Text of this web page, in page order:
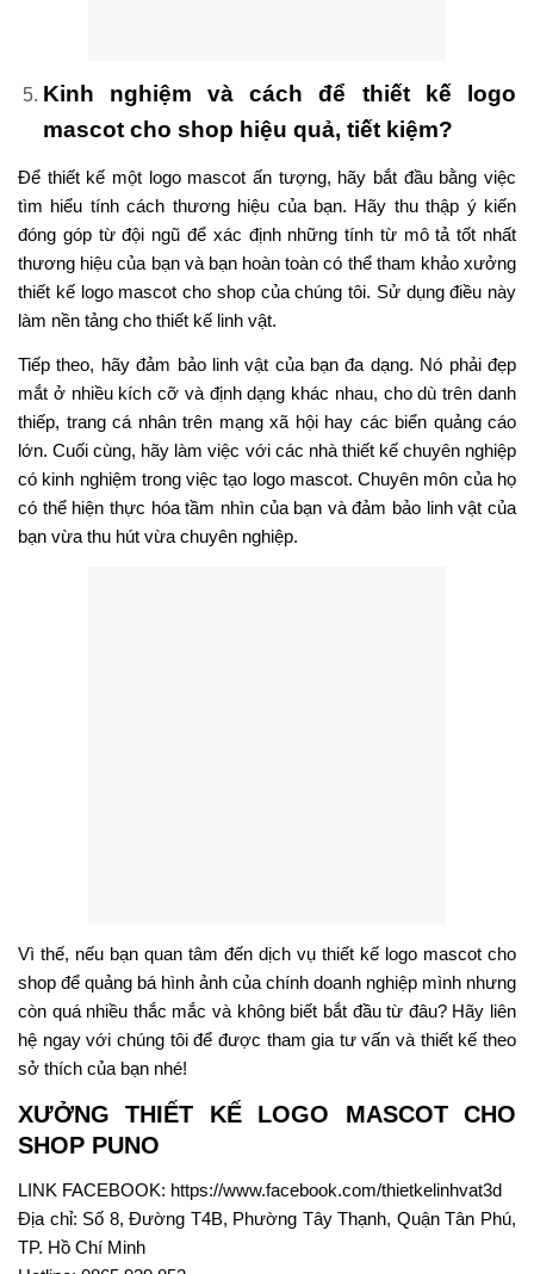
Kinh nghiệm và cách để thiết kế logo
mascot cho shop hiệu quả, tiết kiệm?
Để thiết kế một logo mascot ấn tượng, hãy bắt đầu bằng việc
tìm hiểu tính cách thương hiệu của bạn. Hãy thu thập ý kiến
đóng góp từ đội ngũ để xác định những tính từ mô tả tốt nhất
thương hiệu của bạn và bạn hoàn toàn có thể tham khảo xưởng
thiết kế logo mascot cho shop của chúng tôi. Sử dụng điều này
làm nền tảng cho thiết kế linh vật.
Tiếp theo, hãy đảm bảo linh vật của bạn đa dạng. Nó phải đẹp
mắt ở nhiều kích cỡ và định dạng khác nhau, cho dù trên danh
thiếp, trang cá nhân trên mạng xã hội hay các biển quảng cáo
lớn. Cuối cùng, hãy làm việc với các nhà thiết kế chuyên nghiệp
có kinh nghiệm trong việc tạo logo mascot. Chuyên môn của họ
có thể hiện thực hóa tầm nhìn của bạn và đảm bảo linh vật của
bạn vừa thu hút vừa chuyên nghiệp.
Vì thế, nếu bạn quan tâm đến dịch vụ thiết kế logo mascot cho
shop để quảng bá hình ảnh của chính doanh nghiệp mình nhưng
còn quá nhiều thắc mắc và không biết bắt đầu từ đâu? Hãy liên
hệ ngay với chúng tôi để được tham gia tư vấn và thiết kế theo
sở thích của bạn nhé!
XƯỞNG THIẾT KẾ LOGO MASCOT CHO
SHOP PUNO
LINK FACEBOOK: https://www.facebook.com/thietkelinhvat3d
Địa chỉ: Số 8, Đường T4B, Phường Tây Thạnh, Quận Tân Phú,
TP. Hồ Chí Minh